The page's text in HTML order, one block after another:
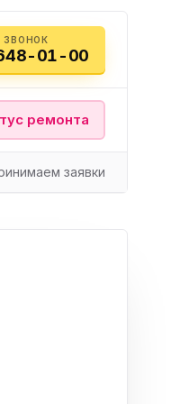
ЗВОНОК
01-00
ремонта
заявки